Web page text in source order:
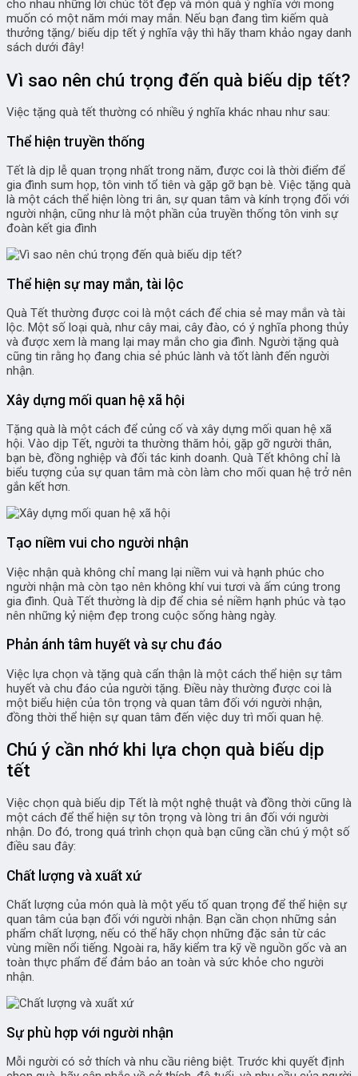
cho nhau những lời chúc tốt đẹp và món quà ý nghĩa với mong
muốn có một năm mới may mắn. Nếu bạn đang tìm kiếm quà
thưởng tặng/ biếu dịp tết ý nghĩa vậy thì hãy tham khảo ngay danh
sách dưới đây!
Vì sao nên chú trọng đến quà biếu dịp tết?
Việc tặng quà tết thường có nhiều ý nghĩa khác nhau như sau:
Thể hiện truyền thống
Tết là dịp lễ quan trọng nhất trong năm, được coi là thời điểm để
gia đình sum họp, tôn vinh tổ tiên và gặp gỡ bạn bè. Việc tặng quà
là một cách thể hiện lòng tri ân, sự quan tâm và kính trọng đối với
người nhận, cũng như là một phần của truyền thống tôn vinh sự
đoàn kết gia đình
Thể hiện sự may mắn, tài lộc
Quà Tết thường được coi là một cách để chia sẻ may mắn và tài
lộc. Một số loại quà, như cây mai, cây đào, có ý nghĩa phong thủy
và được xem là mang lại may mắn cho gia đình. Người tặng quà
cũng tin rằng họ đang chia sẻ phúc lành và tốt lành đến người
nhận.
Xây dựng mối quan hệ xã hội
Tặng quà là một cách để củng cố và xây dựng mối quan hệ xã
hội. Vào dịp Tết, người ta thường thăm hỏi, gặp gỡ người thân,
bạn bè, đồng nghiệp và đối tác kinh doanh. Quà Tết không chỉ là
biểu tượng của sự quan tâm mà còn làm cho mối quan hệ trở nên
gắn kết hơn.
Tạo niềm vui cho người nhận
Việc nhận quà không chỉ mang lại niềm vui và hạnh phúc cho
người nhận mà còn tạo nên không khí vui tươi và ấm cúng trong
gia đình. Quà Tết thường là dịp để chia sẻ niềm hạnh phúc và tạo
nên những kỷ niệm đẹp trong cuộc sống hàng ngày.
Phản ánh tâm huyết và sự chu đáo
Việc lựa chọn và tặng quà cẩn thận là một cách thể hiện sự tâm
huyết và chu đáo của người tặng. Điều này thường được coi là
một biểu hiện của tôn trọng và quan tâm đối với người nhận,
đồng thời thể hiện sự quan tâm đến việc duy trì mối quan hệ.
Chú ý cần nhớ khi lựa chọn quà biếu dịp
tết
Việc chọn quà biếu dịp Tết là một nghệ thuật và đồng thời cũng là
một cách để thể hiện sự tôn trọng và lòng tri ân đối với người
nhận. Do đó, trong quá trình chọn quà bạn cũng cần chú ý một số
điều sau đây:
Chất lượng và xuất xứ
Chất lượng của món quà là một yếu tố quan trọng để thể hiện sự
quan tâm của bạn đối với người nhận. Bạn cần chọn những sản
phẩm chất lượng, nếu có thể hãy chọn những đặc sản từ các
vùng miền nổi tiếng. Ngoài ra, hãy kiểm tra kỹ về nguồn gốc và an
toàn thực phẩm để đảm bảo an toàn và sức khỏe cho người
nhận.
Sự phù hợp với người nhận
Mỗi người có sở thích và nhu cầu riêng biệt. Trước khi quyết định